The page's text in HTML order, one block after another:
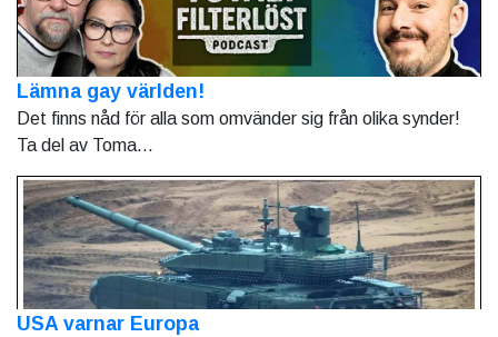
Lämna gay världen!
Det finns nåd för alla som omvänder sig från olika synder!
Ta del av Toma...
USA varnar Europa